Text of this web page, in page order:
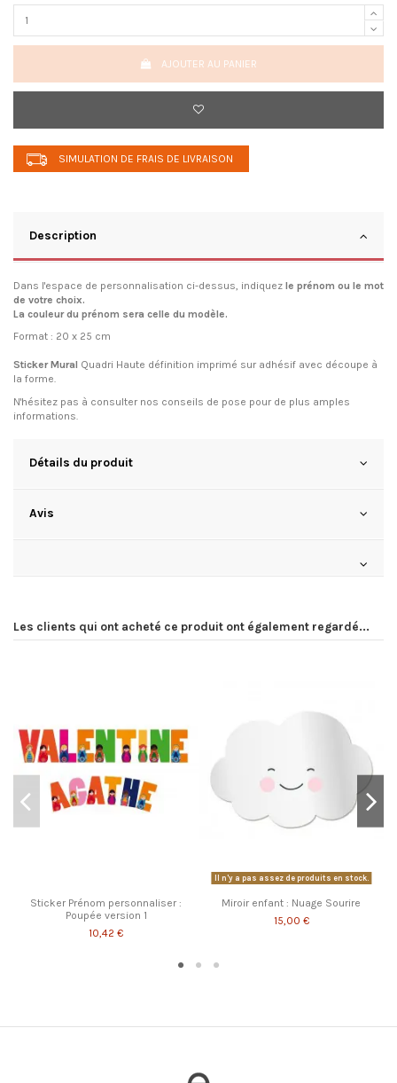
AJOUTER AU PANIER
SIMULATION DE FRAIS DE LIVRAISON
Description
Dans l'espace de personnalisation ci-dessus, indiquez le prénom ou le mot
de votre choix.
La couleur du prénom sera celle du modèle.
Format : 20 x 25 cm
Sticker Mural Quadri Haute définition imprimé sur adhésif avec découpe à
la forme.
N'hésitez pas à consulter nos conseils de pose pour de plus amples
informations.
Détails du produit
Avis
Les clients qui ont acheté ce produit ont également regardé...
Sticker Prénom personnaliser :
Poupée version 1
10,42 €
Il n'y a pas assez de produits en stock.
Miroir enfant : Nuage Sourire
15,00 €